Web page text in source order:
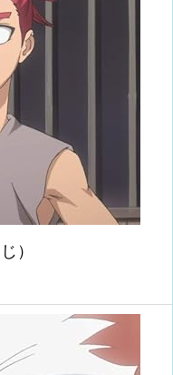
）